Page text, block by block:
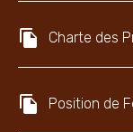
Charte des
Position de